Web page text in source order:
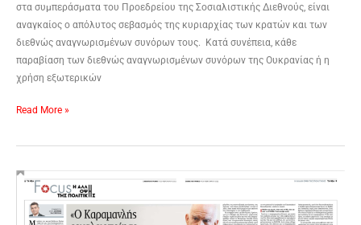
στα συμπεράσματα του Προεδρείου της Σοσιαλιστικής Διεθνούς, είναι
αναγκαίος ο απόλυτος σεβασμός της κυριαρχίας των κρατών και των
διεθνώς αναγνωρισμένων συνόρων τους. Κατά συνέπεια, κάθε
παραβίαση των διεθνώς αναγνωρισμένων συνόρων της Ουκρανίας ή η
χρήση εξωτερικών
Read More »
Συνέντευξη
στην
Εφημερίδα